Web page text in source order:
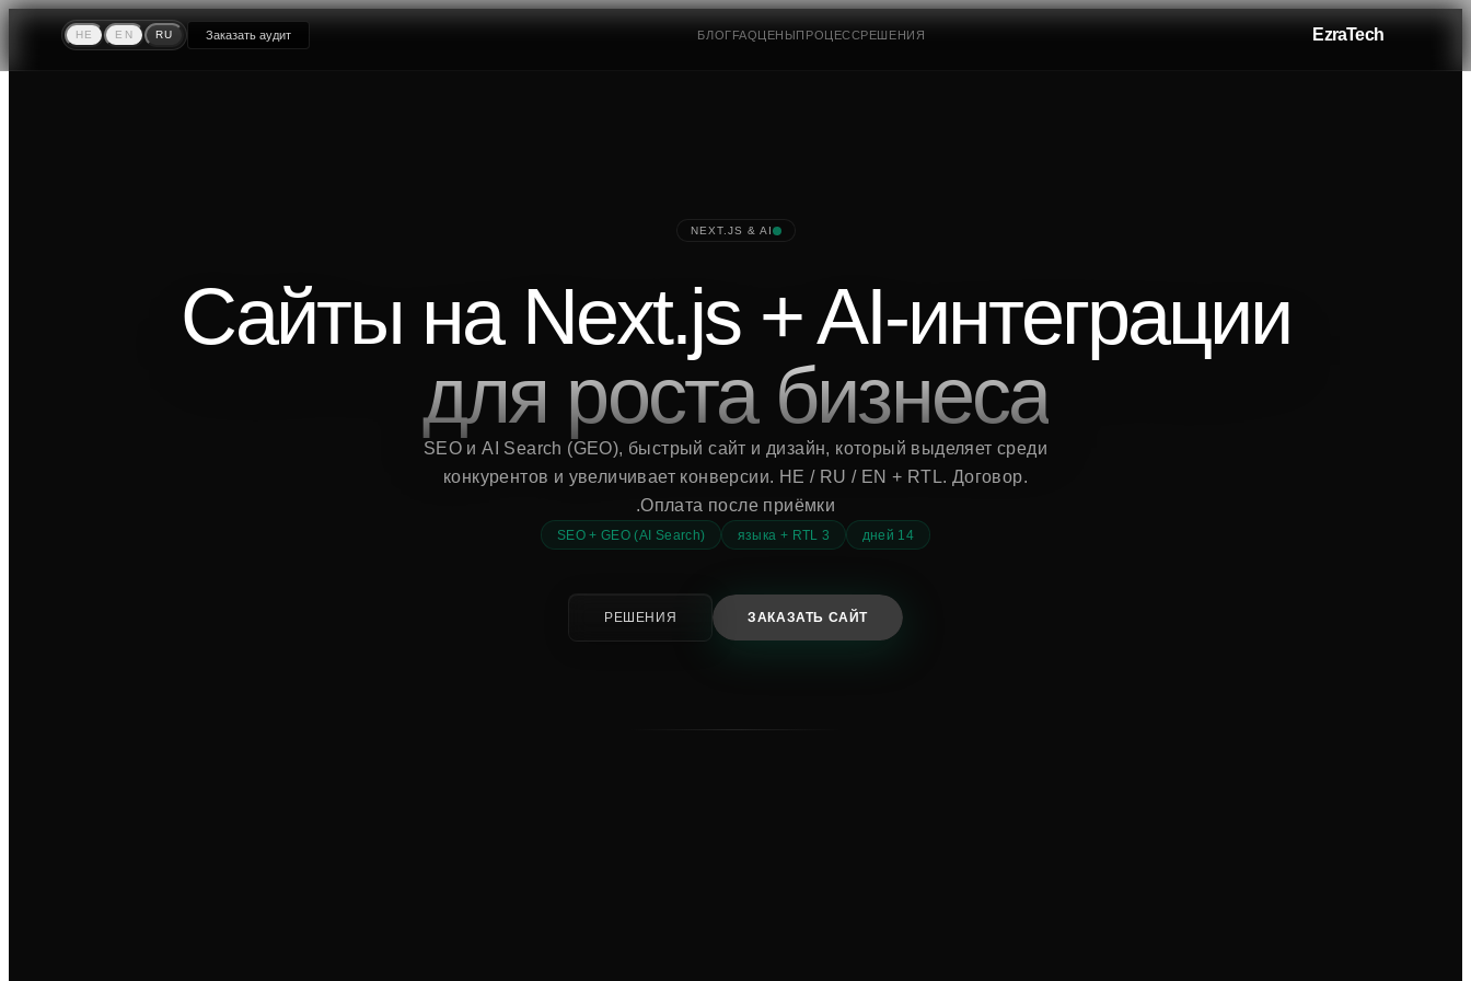
EzraTech
РЕШЕНИЯ
ПРОЦЕСС
ЦЕНЫ
FAQ
БЛОГ
Заказать аудит
RU
EN
HE
NEXT.JS & AI
Сайты на Next.js + AI-интеграции
для роста бизнеса
SEO и AI Search (GEO), быстрый сайт и дизайн, который выделяет среди
конкурентов и увеличивает конверсии. HE / RU / EN + RTL. Договор.
Оплата после приёмки.
14 дней
3 языка + RTL
SEO + GEO (AI Search)
ЗАКАЗАТЬ САЙТ
РЕШЕНИЯ